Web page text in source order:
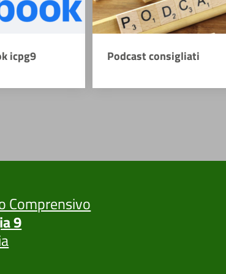
icpg9 Podcast consigliati
Comprensivo
9